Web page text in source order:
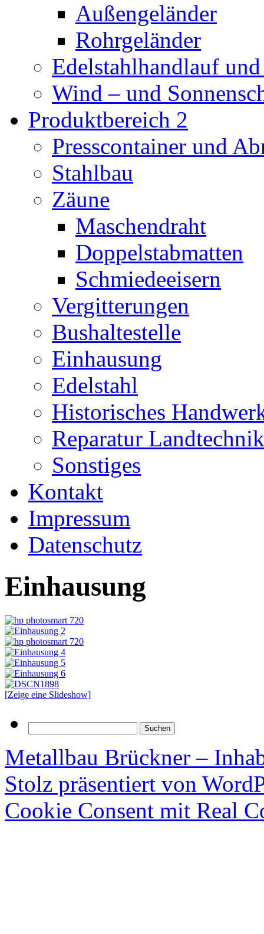
Außengeländer
Rohrgeländer
Edelstahlhandlauf
Wind – und
Produktbereich 2
Presscontainer und
Stahlbau
Zäune
Maschendraht
Doppelstabmatten
Schmiedeeisern
Vergitterungen
Bushaltestelle
Einhausung
Edelstahl
Historisches
Reparatur Landtechnik
Sonstiges
Kontakt
Impressum
Datenschutz
Einhausung
[Zeige eine Slideshow]
nach:
Metallbau Brückner –
Stolz präsentiert von
Cookie Consent mit Real